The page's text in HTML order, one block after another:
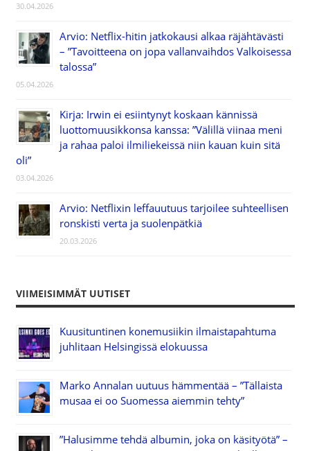
30.04.2026
Arvio: Netflix-hitin jatkokausi alkaa räjähtävästi
– ”Tavoitteena on jopa vallanvaihdos Valkoisessa
talossa”
05.04.2026
Kirja: Irwin ei esiintynyt koskaan kännissä
luottomuusikkonsa kanssa: ”Välillä viinaa meni
ja rahaa paloi ilmiliekeissä niin kauan kuin sitä
oli”
03.04.2026
Arvio: Netflixin leffauutuus tarjoilee suhteellisen
ronskisti verta ja suolenpätkiä
20.03.2026
VIIMEISIMMÄT UUTISET
Kuusituntinen konemusiikin ilmaistapahtuma
juhlitaan Helsingissä elokuussa
Marko Annalan uutuus hämmentää – ”Tällaista
musaa ei oo Suomessa aiemmin tehty”
”Halusimme tehdä albumin, joka on käsityötä” –